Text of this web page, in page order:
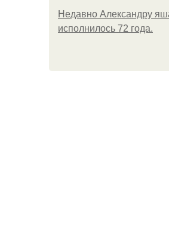
Недавно Александру
исполнилось 72 года.